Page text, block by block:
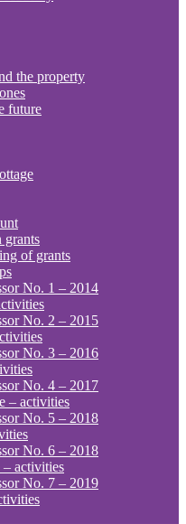
the property
future
grants
of grants
No. 1 – 2014
No. 2 – 2015
No. 3 – 2016
No. 4 – 2017
– activities
No. 5 – 2018
No. 6 – 2018
activities
No. 7 – 2019